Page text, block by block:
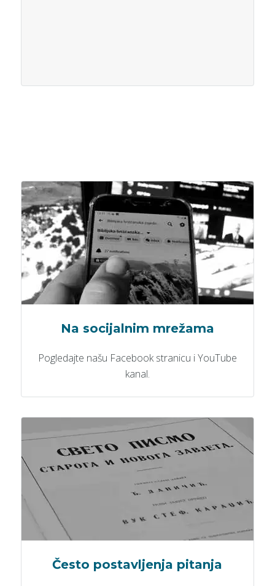
Na socijalnim mrežama
Pogledajte našu Facebook stranicu i YouTube
kanal.
Često postavljenja pitanja